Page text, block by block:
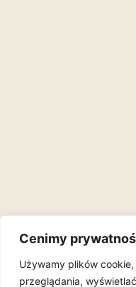
Cenimy
Używamy plików
przeglądania,